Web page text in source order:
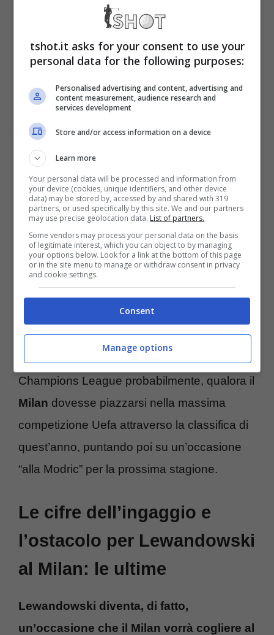
continuerà a giocare a calcio, facendolo
club d’Italia, qualora lo stesso dovesse
sentirne l’esigenza, affidandogli la maglia
numero nove del proprio attacco.
Si tratta della possibilità che si sta aprendo al
Milan, seppur non a gennaio, perché è col
Barcellonache vorrà finire l’annata il bomber
polacco, Robert Lewandowski.
scegliere la Serie Adopo aver giocato per
tutta la carriera in Germania e in Spagna,
cogliendo al volo l’occasione di giocare in
Champions League probabilmente, qualora il
Milan dovesse piazzarsi nella massima
competizione Uefa attraverso la classifica di
quest’anno, puntando poi su un’occasione
“alla Modric” per la prossima stagione.
Le cifre dell’ingaggio e
l’ostacolo per Lewandowski
al Milan: le ultime
Lewandowski diventa, di fatto,
un’occasione che il Milan vorrà cogliere al
tshot.it asks for your consent to use your
personal data for the following purposes:
Personalised advertising and content, advertising and
content measurement, audience research and
services development
Store and/or access information on a device
Learn more
Your personal data will be processed and information from
your device (cookies, unique identifiers, and other device
data) may be stored by, accessed by and shared with 319
partners, or used specifically by this site. We and our partners
may use precise geolocation data. List of partners.
Some vendors may process your personal data on the basis
of legitimate interest, which you can object to by managing
your options below. Look for a link at the bottom of this page
or in the site menu to manage or withdraw consent in privacy
and cookie settings.
Consent
Manage options